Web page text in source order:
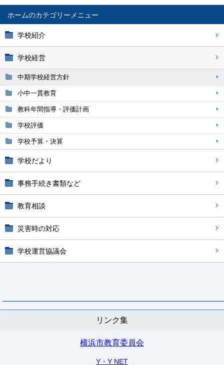
ホーム
学校紹介
学校経営
中期学校経営方針
小中一貫教育
教科年間指導・評価計画
学校評価
学校予算・決算
学校だより
事務手続き書類など
教育相談
災害時の対応
学校運営協議会
リンク集
横浜市教育委員会
Y・Y NET